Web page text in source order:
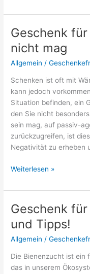
Veganer:
Geschenk
nicht mag
Allgemein /
Schenken ist oft mit
kann jedoch
Situation befinden, ein
den Sie nicht
sein mag, auf passiv-
zurückzugreifen, ist
Negativität zu erheben
Geschenk
jemanden
man
nicht
mag
Weiterlesen »
Geschenk
und Tipps!
Allgemein /
Die Bienenzucht ist ein
das in unserem